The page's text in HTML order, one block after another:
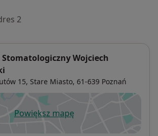
2
Wojciech
15, Stare Miasto, 61-639 Poznań
Powiększ mapęotwiera się w nowej karcie